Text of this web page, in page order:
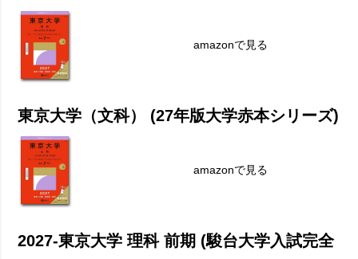
amazonで見る
東京大学（文科） (27年版大学赤本シリーズ)
amazonで見る
2027-東京大学 理科 前期 (駿台大学入試完全